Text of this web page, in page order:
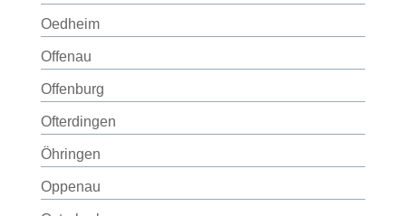
Oedheim
Offenau
Offenburg
Ofterdingen
Öhringen
Oppenau